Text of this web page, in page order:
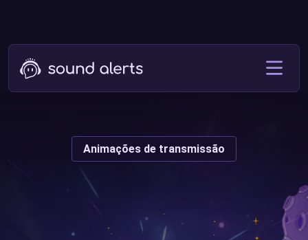
Animações de transmissão